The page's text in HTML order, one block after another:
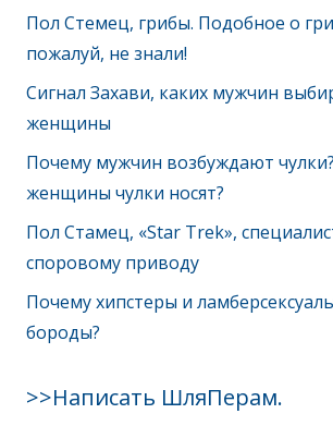
Пол Стемец, грибы. Подобное о
пожалуй, не знали!
Сигнал Захави, каких мужчин
женщины
Почему мужчин возбуждают
женщины чулки носят?
Пол Стамец, «Star Trek»,
споровому приводу
Почему хипстеры и
бороды?
>>Написать ШляПерам.